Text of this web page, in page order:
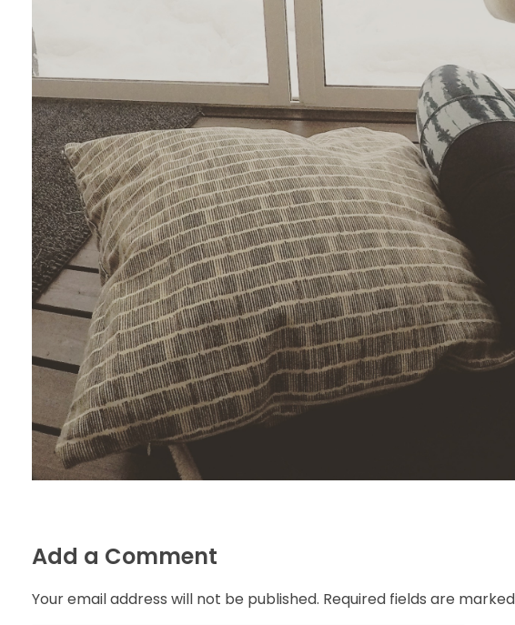
Add a Comment
Your email address will not be published. Required fields are